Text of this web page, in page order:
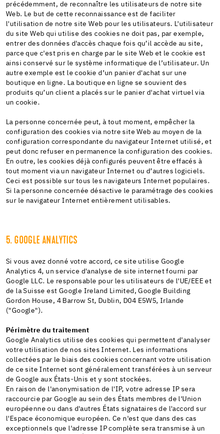
précédemment, de reconnaître les utilisateurs de notre site
Web. Le but de cette reconnaissance est de faciliter
l'utilisation de notre site Web pour les utilisateurs. L'utilisateur
du site Web qui utilise des cookies ne doit pas, par exemple,
entrer des données d'accès chaque fois qu’il accède au site,
parce que c'est pris en charge par le site Web et le cookie est
ainsi conservé sur le système informatique de l’utilisateur. Un
autre exemple est le cookie d’un panier d'achat sur une
boutique en ligne. La boutique en ligne se souvient des
produits qu’un client a placés sur le panier d'achat virtuel via
un cookie.
La personne concernée peut, à tout moment, empêcher la
configuration des cookies via notre site Web au moyen de la
configuration correspondante du navigateur Internet utilisé, et
peut donc refuser en permanence la configuration des cookies.
En outre, les cookies déjà configurés peuvent être effacés à
tout moment via un navigateur Internet ou d’autres logiciels.
Ceci est possible sur tous les navigateurs Internet populaires.
Si la personne concernée désactive le paramétrage des cookies
sur le navigateur Internet entièrement utilisables.
5. GOOGLE ANALYTICS
Si vous avez donné votre accord, ce site utilise Google
Analytics 4, un service d'analyse de site internet fourni par
Google LLC. Le responsable pour les utilisateurs de l'UE/EEE et
de la Suisse est Google Ireland Limited, Google Building
Gordon House, 4 Barrow St, Dublin, D04 E5W5, Irlande
("Google").
Périmètre du traitement
Google Analytics utilise des cookies qui permettent d'analyser
votre utilisation de nos sites Internet. Les informations
collectées par le biais des cookies concernant votre utilisation
de ce site Internet sont généralement transférées à un serveur
de Google aux États-Unis et y sont stockées.
En raison de l'anonymisation de l'IP, votre adresse IP sera
raccourcie par Google au sein des États membres de l'Union
européenne ou dans d'autres États signataires de l'accord sur
l'Espace économique européen. Ce n'est que dans des cas
exceptionnels que l'adresse IP complète sera transmise à un